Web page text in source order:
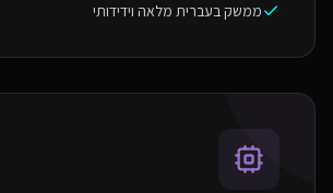
ממשק בעברית מלאה וידידותי